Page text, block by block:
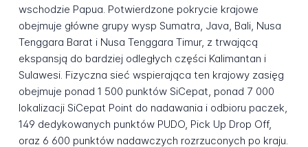
wschodzie Papua. Potwierdzone pokrycie krajowe
obejmuje główne grupy wysp Sumatra, Java, Bali, Nusa
Tenggara Barat i Nusa Tenggara Timur, z trwającą
ekspansją do bardziej odległych części Kalimantan i
Sulawesi. Fizyczna sieć wspierająca ten krajowy zasięg
obejmuje ponad 1 500 punktów SiCepat, ponad 7 000
lokalizacji SiCepat Point do nadawania i odbioru paczek,
149 dedykowanych punktów PUDO, Pick Up Drop Off,
oraz 6 600 punktów nadawczych rozrzuconych po kraju.